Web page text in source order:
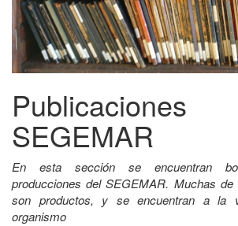
SEGEMAR
En esta sección se encuentran
producciones del SEGEMAR. Muchas de
son productos, y se encuentran a la
organismo